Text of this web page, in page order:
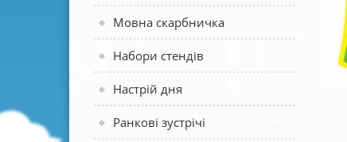
Мовна скарбничка
Набори стендів
Настрій дня
Ранкові зустрічі